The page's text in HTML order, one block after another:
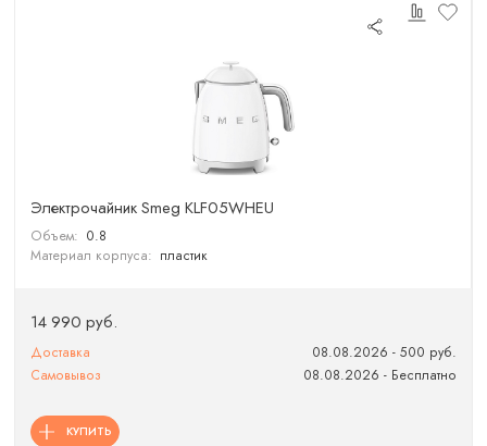
Электрочайник Smeg KLF05WHEU
Объем: 0.8
Материал корпуса: пластик
14 990 руб.
Доставка
08.08.2026 - 500 руб.
Самовывоз
08.08.2026 - Бесплатно
КУПИТЬ